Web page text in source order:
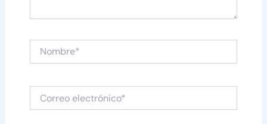
Nombre*
electrónico*